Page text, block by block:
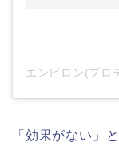
「効果がない」